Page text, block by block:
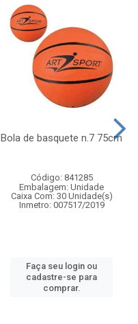
Bola de basquete n.7 75cm
Código: 841285
Embalagem: Unidade
Caixa Com: 30 Unidade(s)
Inmetro: 007517/2019
Faça seu login ou
cadastre-se para
comprar.